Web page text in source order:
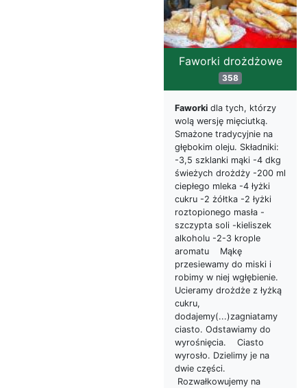
Faworki drożdżowe
358
Faworki dla tych, którzy
wolą wersję mięciutką.
Smażone tradycyjnie na
głębokim oleju. Składniki:
-3,5 szklanki mąki -4 dkg
świeżych drożdży -200 ml
ciepłego mleka -4 łyżki
cukru -2 żółtka -2 łyżki
roztopionego masła -
szczypta soli -kieliszek
alkoholu -2-3 krople
aromatu Mąkę
przesiewamy do miski i
robimy w niej wgłębienie.
Ucieramy drożdże z łyżką
cukru,
dodajemy(...)zagniatamy
ciasto. Odstawiamy do
wyrośnięcia. Ciasto
wyrosło. Dzielimy je na
dwie części.
Rozwałkowujemy na